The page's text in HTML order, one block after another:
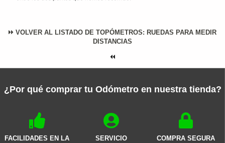
VOLVER AL LISTADO DE TOPÓMETROS: RUEDAS PARA MEDIR
DISTANCIAS
¿Por qué comprar tu Odómetro en nuestra tienda?
FACILIDADES EN LA
SERVICIO
COMPRA SEGURA